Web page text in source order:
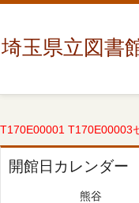
埼玉県立図書
T170E00001 T170E00003
開館日カレンダー
熊谷